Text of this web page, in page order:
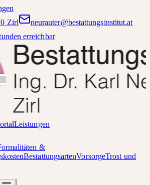
Zirl
neurauter@bestattungsinstitut.at
erreichbar
Leistungen
&
BestattungsartenVorsorgeTrost und